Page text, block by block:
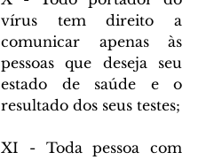
vírus tem direito a
comunicar apenas às
pessoas que deseja seu
estado de saúde e o
resultado dos seus testes;
XI - Toda pessoa com